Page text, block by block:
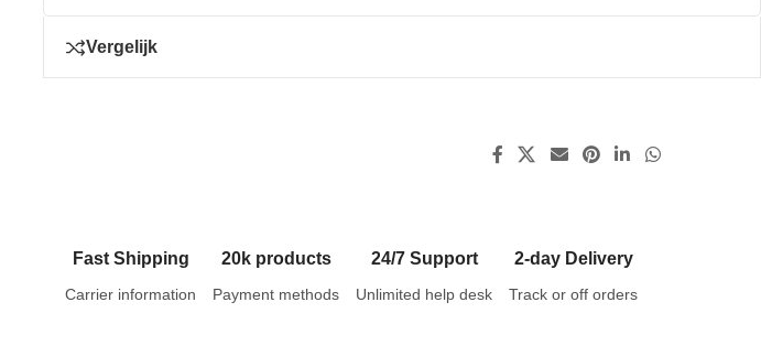
Vergelijk
Fast Shipping
Carrier information
20k products
Payment methods
24/7 Support
Unlimited help desk
2-day Delivery
Track or off orders